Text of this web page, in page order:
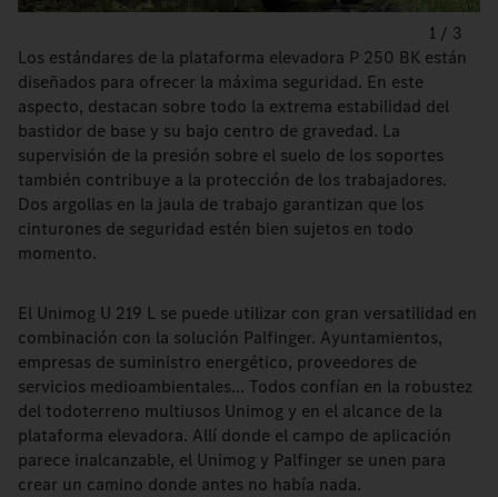
1 / 3
Los estándares de la plataforma elevadora P 250 BK están
diseñados para ofrecer la máxima seguridad. En este
aspecto, destacan sobre todo la extrema estabilidad del
bastidor de base y su bajo centro de gravedad. La
supervisión de la presión sobre el suelo de los soportes
también contribuye a la protección de los trabajadores.
Dos argollas en la jaula de trabajo garantizan que los
cinturones de seguridad estén bien sujetos en todo
momento.
El Unimog U 219 L se puede utilizar con gran versatilidad en
combinación con la solución Palfinger. Ayuntamientos,
empresas de suministro energético, proveedores de
servicios medioambientales... Todos confían en la robustez
del todoterreno multiusos Unimog y en el alcance de la
plataforma elevadora. Allí donde el campo de aplicación
parece inalcanzable, el Unimog y Palfinger se unen para
crear un camino donde antes no había nada.